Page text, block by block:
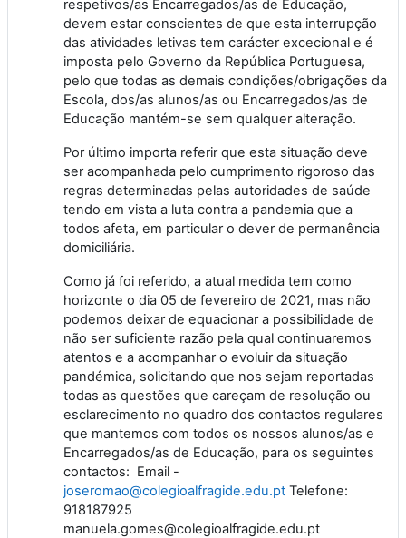
respetivos/as Encarregados/as de Educação,
devem estar conscientes de que esta interrupção
das atividades letivas tem carácter excecional e é
imposta pelo Governo da República Portuguesa,
pelo que todas as demais condições/obrigações da
Escola, dos/as alunos/as ou Encarregados/as de
Educação mantém-se sem qualquer alteração.
Por último importa referir que esta situação deve
ser acompanhada pelo cumprimento rigoroso das
regras determinadas pelas autoridades de saúde
tendo em vista a luta contra a pandemia que a
todos afeta, em particular o dever de permanência
domiciliária.
Como já foi referido, a atual medida tem como
horizonte o dia 05 de fevereiro de 2021, mas não
podemos deixar de equacionar a possibilidade de
não ser suficiente razão pela qual continuaremos
atentos e a acompanhar o evoluir da situação
pandémica, solicitando que nos sejam reportadas
todas as questões que careçam de resolução ou
esclarecimento no quadro dos contactos regulares
que mantemos com todos os nossos alunos/as e
Encarregados/as de Educação, para os seguintes
contactos: Email -
joseromao@colegioalfragide.edu.pt Telefone:
918187925
manuela.gomes@colegioalfragide.edu.pt